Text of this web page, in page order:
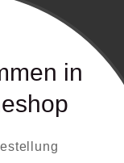
in